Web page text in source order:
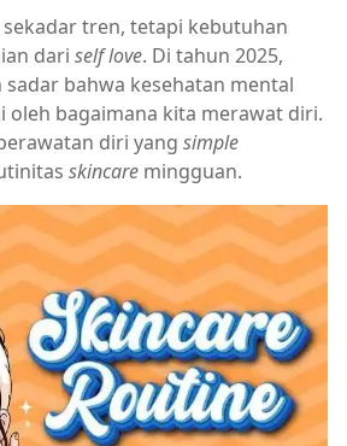
tren, tetapi kebutuhan
dari self love. Di tahun 2025,
bahwa kesehatan mental
oleh bagaimana kita merawat diri.
diri yang simple
skincare mingguan.